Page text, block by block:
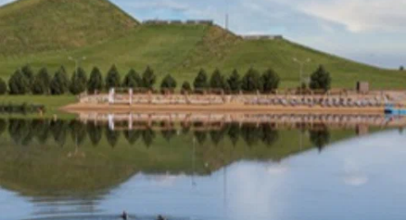
Marko (Марко)
г. Горки, ул. Якубовского,29
Нет отзывов.Оставить первый отзыв